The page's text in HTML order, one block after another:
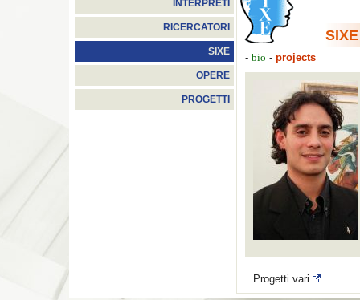
INTERPRETI
RICERCATORI
SIXE
OPERE
PROGETTI
SIXE
- bio - projects
Progetti vari